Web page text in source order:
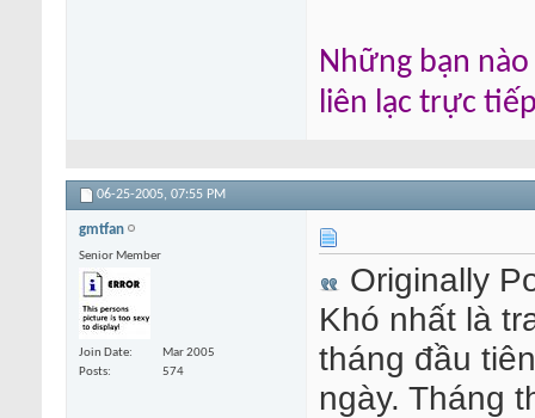
Những bạn
liên lạc trực
06-25-2005, 07:55 PM
gmtfan
Senior Member
Join Date
Mar 2005
Posts
574
Originally
Khó nhất là
tháng đầu
ngày. Tháng